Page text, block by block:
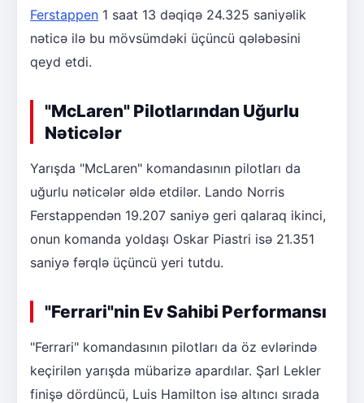
Ferstappen 1 saat 13 dəqiqə 24.325 saniyəlik
nəticə ilə bu mövsümdəki üçüncü qələbəsini
qeyd etdi.
"McLaren" Pilotlarından Uğurlu
Nəticələr
Yarışda "McLaren" komandasının pilotları da
uğurlu nəticələr əldə etdilər. Lando Norris
Ferstappendən 19.207 saniyə geri qalaraq ikinci,
onun komanda yoldaşı Oskar Piastri isə 21.351
saniyə fərqlə üçüncü yeri tutdu.
"Ferrari"nin Ev Sahibi Performansı
"Ferrari" komandasının pilotları da öz evlərində
keçirilən yarışda mübarizə apardılar. Şarl Lekler
finişə dördüncü, Luis Hamilton isə altıncı sırada